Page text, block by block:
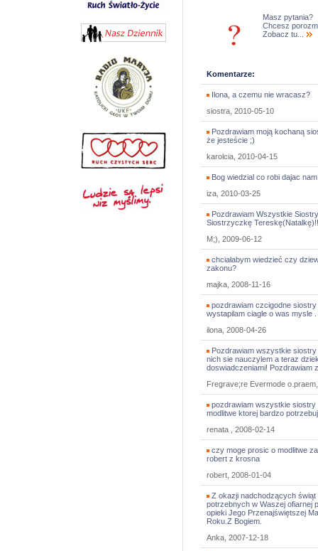
Masz pytania?
Chcesz
Zobacz tu...
Komentarze:
Ilona, a czemu nie wracasz?
siostra, 2010-05-10
Pozdrawiam moją kochaną
że jesteście ;)
karolcia, 2010-04-15
Bog wiedzial co robi dajac
iza, 2010-03-25
Pozdrawiam Wszystkie
Siostrzyczkę
M;), 2009-06-12
chciałabym wiedzieć czy
zakonu?
majka, 2008-11-16
pozdrawiam czcigodne
wystapilam ciagle o was mysle
ilona, 2008-04-26
Pozdrawiam wszystkie
nich sie nauczylem a teraz
doswiadczeniami! Pozdrawiam
Fregrave;re Evermode
pozdrawiam wszystkie
modlitwe ktorej bardzo
renata , 2008-02-14
czy moge prosic o modlitwe
robert z krosna
robert, 2008-01-04
Z okazji nadchodzących
potrzebnych w Waszej ofiarnej
opieki Jego Przenajświętszej
Roku.Z Bogiem.
Anka, 2007-12-18